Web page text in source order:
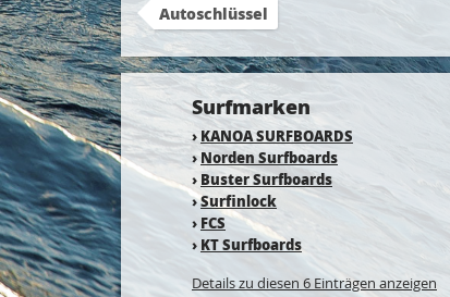
Autoschlüssel
Surfmarken
› KANOA SURFBOARDS
›Norden Surfboards
› Buster Surfboards
›Surfinlock
› FCS
› KT Surfboards
Details zu diesen 6 Einträgen anzeigen